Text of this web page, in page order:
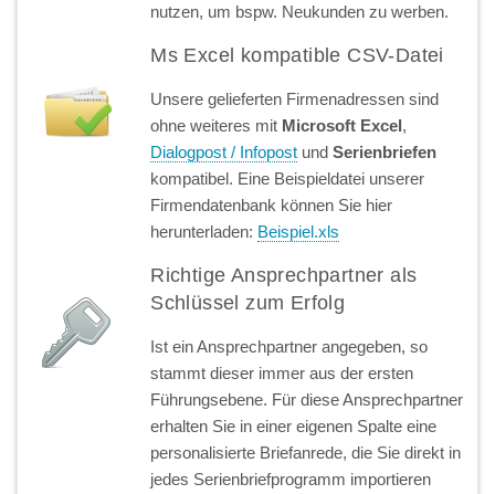
nutzen, um bspw. Neukunden zu werben.
Ms Excel kompatible CSV-Datei
Unsere gelieferten Firmenadressen sind
ohne weiteres mit Microsoft Excel,
Dialogpost / Infopost undSerienbriefen
kompatibel. Eine Beispieldatei unserer
Firmendatenbank können Sie hier
herunterladen: Beispiel.xls
Richtige Ansprechpartner als
Schlüssel zum Erfolg
Ist ein Ansprechpartner angegeben, so
stammt dieser immer aus der ersten
Führungsebene. Für diese Ansprechpartner
erhalten Sie in einer eigenen Spalte eine
personalisierte Briefanrede, die Sie direkt in
jedes Serienbriefprogramm importieren